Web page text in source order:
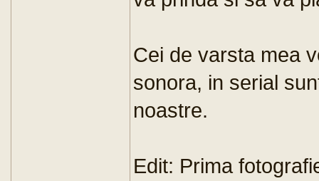
Cei de varsta mea
sonora, in serial
noastre.
Edit: Prima